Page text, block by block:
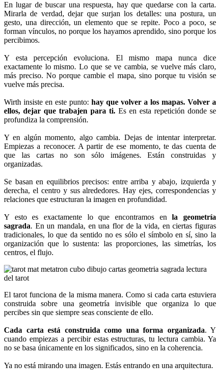
En lugar de buscar una respuesta, hay que quedarse con la carta.
Mirarla de verdad, dejar que surjan los detalles: una postura, un
gesto, una dirección, un elemento que se repite. Poco a poco, se
forman vínculos, no porque los hayamos aprendido, sino porque los
percibimos.
Y esta percepción evoluciona. El mismo mapa nunca dice
exactamente lo mismo. Lo que se ve cambia, se vuelve más claro,
más preciso. No porque cambie el mapa, sino porque tu visión se
vuelve más precisa.
Wirth insiste en este punto: hay que volver a los mapas. Volver a
ellos, dejar que trabajen para ti. Es en esta repetición donde se
profundiza la comprensión.
Y en algún momento, algo cambia. Dejas de intentar interpretar.
Empiezas a reconocer. A partir de ese momento, te das cuenta de
que las cartas no son sólo imágenes. Están construidas y
organizadas.
Se basan en equilibrios precisos: entre arriba y abajo, izquierda y
derecha, el centro y sus alrededores. Hay ejes, correspondencias y
relaciones que estructuran la imagen en profundidad.
Y esto es exactamente lo que encontramos enla geometría
sagrada. En un mandala, en una flor de la vida, en ciertas figuras
tradicionales, lo que da sentido no es sólo el símbolo en sí, sino la
organización que lo sustenta: las proporciones, las simetrías, los
centros, el flujo.
El tarot funciona de la misma manera. Como si cada carta estuviera
construida sobre una geometría invisible que organiza lo que
percibes sin que siempre seas consciente de ello.
Cada carta está construida como una forma organizada. Y
cuando empiezas a percibir estas estructuras, tu lectura cambia. Ya
no se basa únicamente en los significados, sino en la coherencia.
Ya no está mirando una imagen. Estás entrando en una arquitectura.